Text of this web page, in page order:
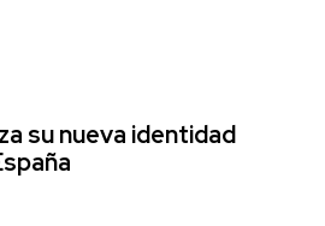
su nueva identidad